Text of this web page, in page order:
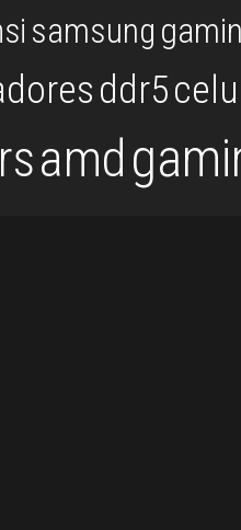
samsung
ddr5
amd